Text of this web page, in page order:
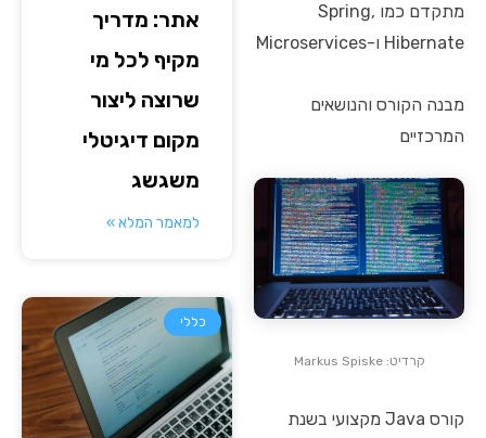
מתקדם כמו Spring,
Hibernate ו-Microservices
מבנה הקורס והנושאים
המרכזיים
קרדיט: Markus Spiske
קורס Java מקצועי בשנת
אתר: מדריך
מקיף לכל מי
שרוצה ליצור
מקום דיגיטלי
משגשג
למאמר המלא »
כללי